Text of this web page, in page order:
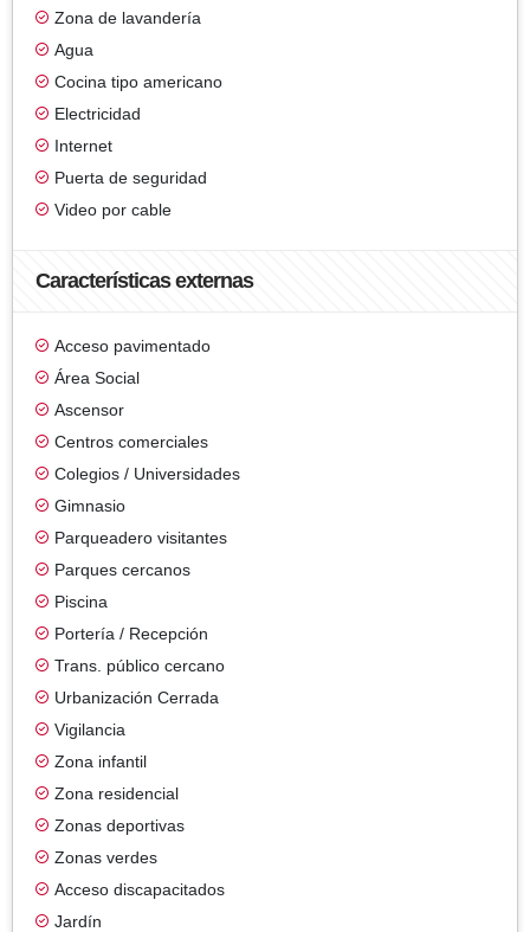
Zona de lavandería
Agua
Cocina tipo americano
Electricidad
Internet
Puerta de seguridad
Video por cable
Características externas
Acceso pavimentado
Área Social
Ascensor
Centros comerciales
Colegios / Universidades
Gimnasio
Parqueadero visitantes
Parques cercanos
Piscina
Portería / Recepción
Trans. público cercano
Urbanización Cerrada
Vigilancia
Zona infantil
Zona residencial
Zonas deportivas
Zonas verdes
Acceso discapacitados
Jardín